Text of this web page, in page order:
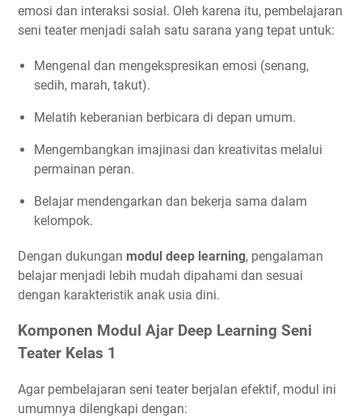
emosi dan interaksi sosial. Oleh karena itu, pembelajaran
seni teater menjadi salah satu sarana yang tepat untuk:
Mengenal dan mengekspresikan emosi (senang,
sedih, marah, takut).
Melatih keberanian berbicara di depan umum.
Mengembangkan imajinasi dan kreativitas melalui
permainan peran.
Belajar mendengarkan dan bekerja sama dalam
kelompok.
Dengan dukungan modul deep learning, pengalaman
belajar menjadi lebih mudah dipahami dan sesuai
dengan karakteristik anak usia dini.
Komponen Modul Ajar Deep Learning Seni
Teater Kelas 1
Agar pembelajaran seni teater berjalan efektif, modul ini
umumnya dilengkapi dengan: